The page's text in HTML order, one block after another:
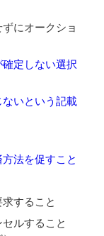
にオークショ
定しない選択
いという記載
法を促すこと
すること
ルすること